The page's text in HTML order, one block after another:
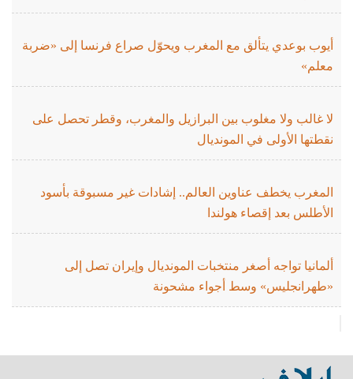
أيوب بوعدي يتألق مع المغرب ويحوّل صراع فرنسا إلى «ضربة
معلم»
لا غالب ولا مغلوب بين البرازيل والمغرب، وقطر تحصل على
نقطتها الأولى في المونديال
المغرب يخطف عناوين العالم.. إشادات غير مسبوقة بأسود
الأطلس بعد إقصاء هولندا
ألمانيا تواجه أصغر منتخبات المونديال وإيران تصل إلى
«طهرانجليس» وسط أجواء مشحونة